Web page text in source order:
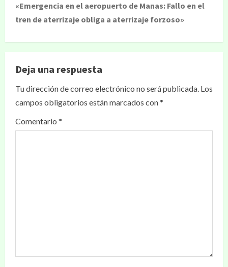
«Emergencia en el aeropuerto de Manas: Fallo en el
tren de aterrizaje obliga a aterrizaje forzoso»
Deja una respuesta
Tu dirección de correo electrónico no será publicada. Los
campos obligatorios están marcados con*
Comentario *